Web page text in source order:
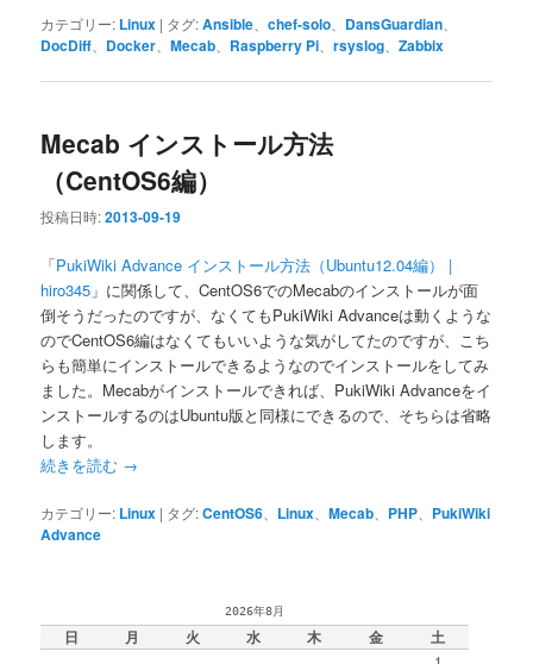
カテゴリー: Linux | タグ:Ansible 、chef-solo DansGuardian
DocDiff Docker 、Mecab Raspberry Pi 、rsyslog 、Zabbix
Mecab インストール方法
（CentOS6編）
投稿日時:2013-09-19
「PukiWiki Advance インストール方法（Ubuntu12.04編） |
hiro345 」に関係して、CentOS6でのMecabのインストールが面
倒そうだったのですが、なくてもPukiWiki Advanceは動くような
のでCentOS6編はなくてもいいような気がしてたのですが、こち
らも簡単にインストールできるようなのでインストールをしてみ
ました。Mecabがインストールできれば、PukiWiki Advanceをイ
ンストールするのはUbuntu版と同様にできるので、そちらは省略
します。
続きを読む →
カテゴリー: Linux | タグ:CentOS6 Linux 、Mecab PHP
PukiWiki
Advance
2026年8月
日 月 火 水 木 金 土